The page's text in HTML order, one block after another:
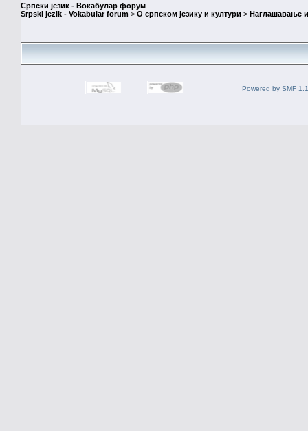
Српски језик - Вокабулар форум
Srpski jezik - Vokabular forum > О српском језику и култури > Наглашавање
Powered by SMF